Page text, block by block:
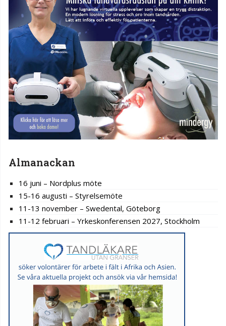
Almanackan
16 juni – Nordplus möte
15-16 augusti – Styrelsemöte
11-13 november – Swedental, Göteborg
11-12 februari – Yrkeskonferensen 2027, Stockholm